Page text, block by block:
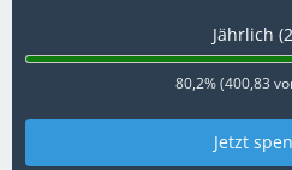
Jährlich
80,2% (400,83
Jetzt